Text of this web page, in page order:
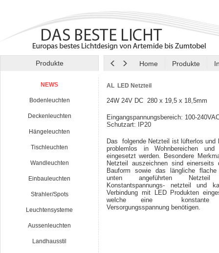
Produkte Home Produkte
NEWS
Bodenleuchten
Deckenleuchten
Hängeleuchten
Tischleuchten
Wandleuchten
Einbauleuchten
Strahler/Spots
Leuchtensysteme
Aussenleuchten
Landhausstil
AL LED Netzteil
24W 24V DC 280 x 19,5 x 18,5mm
Eingangspannungsbereich: 100-
Schutzart: IP20
Das folgende Netzteil ist lüfterlos und
problemlos in Wohnbereichen und
eingesetzt werden. Besondere
Netzteil auszeichnen sind einerseits
Bauform sowie das längliche
unten angeführten
Konstantspannungs- netzteil und
Verbindung mit LED Produkten
welche eine
Versorgungsspannung benötigen.